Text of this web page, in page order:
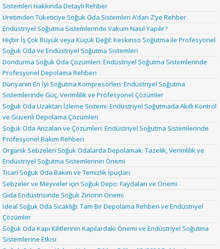
Sistemleri Hakkında Detaylı Rehber
Üretimden Tüketiciye Soğuk Oda Sistemleri A’dan Z’ye Rehber
Endüstriyel Soğutma Sistemlerinde Vakum Nasıl Yapılır?
Hiçbir İş Çok Büyük veya Küçük Değil: Keskinso Soğutma ile Profesyonel
Soğuk Oda ve Endüstriyel Soğutma Sistemleri
Dondurma Soğuk Oda Çözümleri: Endüstriyel Soğutma Sistemlerinde
Profesyonel Depolama Rehberi
Dünyanın En İyi Soğutma Kompresörleri: Endüstriyel Soğutma
Sistemlerinde Güç, Verimlilik ve Profesyonel Çözümler
Soğuk Oda Uzaktan İzleme Sistemi: Endüstriyel Soğutmada Akıllı Kontrol
ve Güvenli Depolama Çözümleri
Soğuk Oda Arızaları ve Çözümleri: Endüstriyel Soğutma Sistemlerinde
Profesyonel Bakım Rehberi
Organik Sebzeleri Soğuk Odalarda Depolamak: Tazelik, Verimlilik ve
Endüstriyel Soğutma Sistemlerinin Önemi
Ticari Soğuk Oda Bakım ve Temizlik İpuçları
Sebzeler ve Meyveler için Soğuk Depo: Faydaları ve Önemi
Gıda Endüstrisinde Soğuk Zincirin Önemi
İdeal Soğuk Oda Sıcaklığı: Tam Bir Depolama Rehberi ve Endüstriyel
Çözümler
Soğuk Oda Kapı Kilitlerinin Kapılardaki Önemi ve Endüstriyel Soğutma
Sistemlerine Etkisi